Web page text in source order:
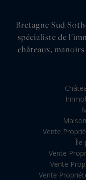
Bretagne Sud
spécialiste de
châteaux,
Vente
Île
Vente
Vente
Vente